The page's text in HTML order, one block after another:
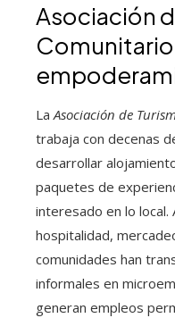
Asociación
Comunitario
LaAsociación de
trabaja con decenas
desarrollar
paquetes de
interesado en lo local.
hospitalidad,
comunidades han
informales en
generan empleos